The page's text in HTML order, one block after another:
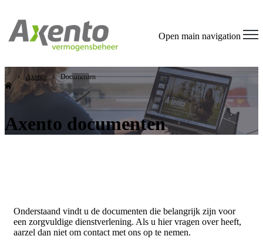
Open main navigation
Axento Documenten
Axento documenten
Onderstaand vindt u de documenten die belangrijk zijn voor
een zorgvuldige dienstverlening. Als u hier vragen over heeft,
aarzel dan niet om contact met ons op te nemen.